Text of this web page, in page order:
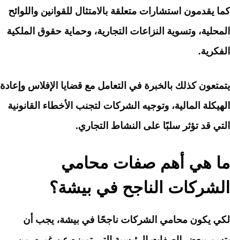
كما يقدمون استشارات متعلقة بالامتثال للقوانين واللوائح
المحلية، وتسوية النزاعات التجارية، وحماية حقوق الملكية
الفكرية.
يتمتعون كذلك بالخبرة في التعامل مع قضايا الإفلاس وإعادة
الهيكلة المالية، وتوجيه الشركات لتجنب الأخطاء القانونية
التي قد تؤثر سلبًا على النشاط التجاري.
ما هي أهم صفات محامي
الشركات الناجح في بيشة؟
لكي يكون محامي الشركات ناجحًا في بيشة، يجب أن